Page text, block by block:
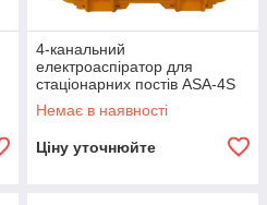
4-канальний
електроаспіратор для
стаціонарних постів ASA-4S
(1-2-5-10)
Немає в наявності
Ціну уточнюйте